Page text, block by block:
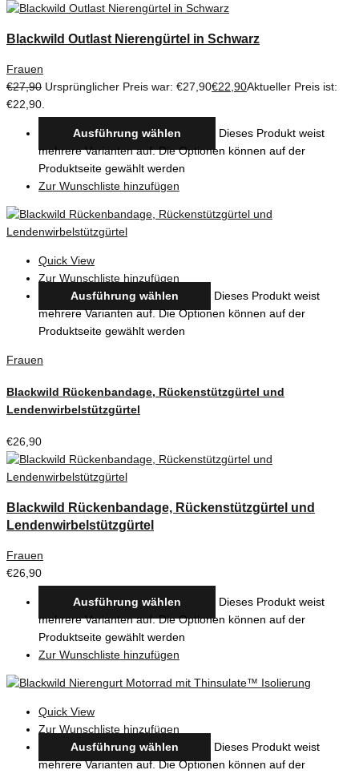
Blackwild Outlast Nierengürtel in Schwarz
Frauen
€27,90 Ursprünglicher Preis war: €27,90€22,90Aktueller Preis ist:
€22,90.
Ausführung wählen
Dieses Produkt weist
mehrere Varianten auf. Die Optionen können auf der
Produktseite gewählt werden
Zur Wunschliste hinzufügen
Quick View
Zur Wunschliste hinzufügen
Ausführung wählen
Dieses Produkt weist
mehrere Varianten auf. Die Optionen können auf der
Produktseite gewählt werden
Frauen
Blackwild Rückenbandage, Rückenstützgürtel und
Lendenwirbelstützgürtel
€26,90
Blackwild Rückenbandage, Rückenstützgürtel und
Lendenwirbelstützgürtel
Frauen
€26,90
Ausführung wählen
Dieses Produkt weist
mehrere Varianten auf. Die Optionen können auf der
Produktseite gewählt werden
Zur Wunschliste hinzufügen
Quick View
Zur Wunschliste hinzufügen
Ausführung wählen
Dieses Produkt weist
mehrere Varianten auf. Die Optionen können auf der